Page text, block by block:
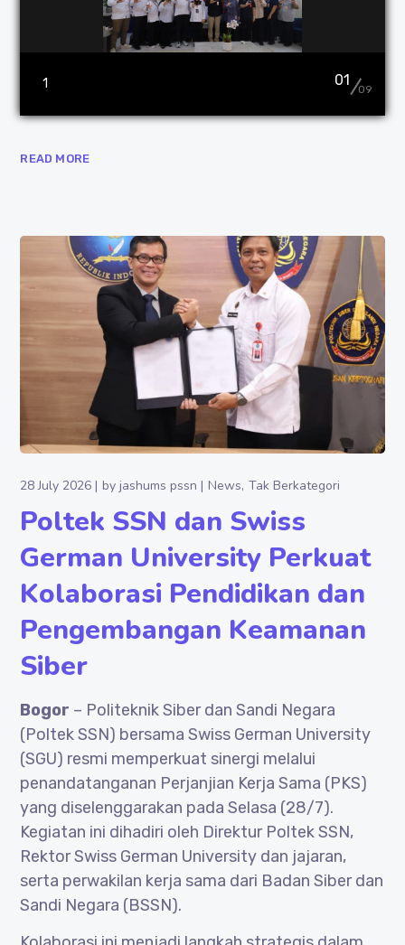
1 01
09
READ MORE
28 July 2026 byjashums pssn News Tak Berkategori
Poltek SSN dan Swiss
German University Perkuat
Kolaborasi Pendidikan dan
Pengembangan Keamanan
Siber
Bogor – Politeknik Siber dan Sandi Negara
(Poltek SSN) bersama Swiss German University
(SGU) resmi memperkuat sinergi melalui
penandatanganan Perjanjian Kerja Sama (PKS)
yang diselenggarakan pada Selasa (28/7).
Kegiatan ini dihadiri oleh Direktur Poltek SSN,
Rektor Swiss German University dan jajaran,
serta perwakilan kerja sama dari Badan Siber dan
Sandi Negara (BSSN).